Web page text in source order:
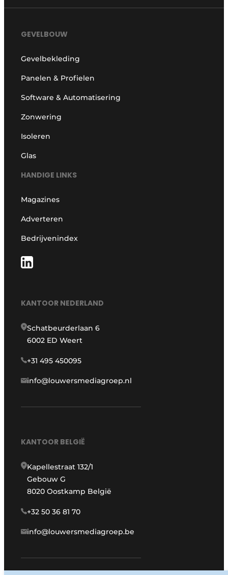
GEVELBOUW
Gevelbekleding
Panelen & Profielen
Software & Automatisering
Zonwering
Isoleren
Glas
HANDIGE LINKS
Magazines
Adverteren
Bedrijvenindex
KANTOOR NEDERLAND
Schatbeurderlaan 6
6002 ED Weert
+31 495 450095
info@louwersmediagroep.nl
KANTOOR BELGIË
Kapellestraat 132/1
Gebouw G
8020 Oostkamp België
+32 50 36 81 70
info@louwersmediagroep.be